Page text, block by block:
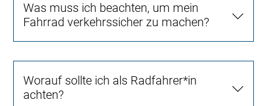
Was muss ich beachten, um mein
Fahrrad verkehrssicher zu machen?
Worauf sollte ich als Radfahrer*in
achten?